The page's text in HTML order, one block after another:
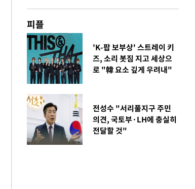
피플
'K-팝 보부상' 스트레이 키
즈, 소리 봇짐 지고 세상으
로 "韓 요소 깊게 우려내"
전성수 "서리풀지구 주민
의견, 국토부·LH에 충실히
전달할 것"